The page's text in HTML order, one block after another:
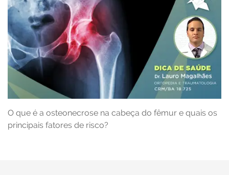
O que é a osteonecrose na cabeça do fêmur e quais os
principais fatores de risco?